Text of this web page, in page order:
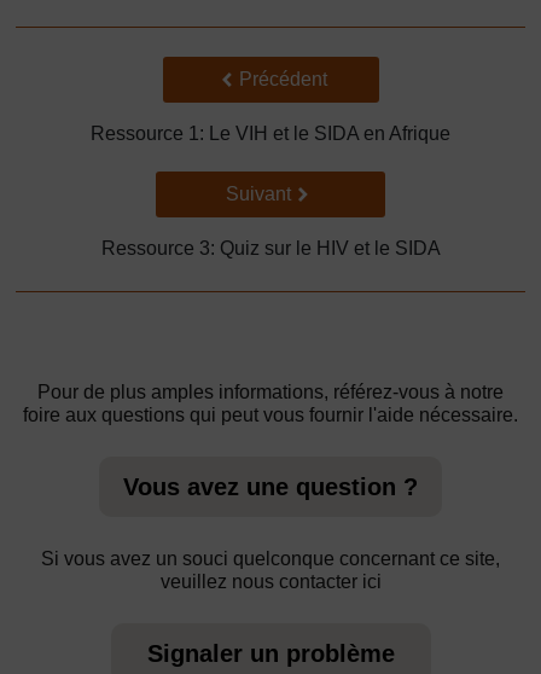
Précédent
Précédent
Ressource 1: Le VIH et le SIDA en Afrique
Suivant
Suivant
Ressource 3: Quiz sur le HIV et le SIDA
Pour de plus amples informations, référez-vous à notre
foire aux questions qui peut vous fournir l'aide nécessaire.
Vous avez une question ?
Si vous avez un souci quelconque concernant ce site,
veuillez nous contacter ici
Signaler un problème